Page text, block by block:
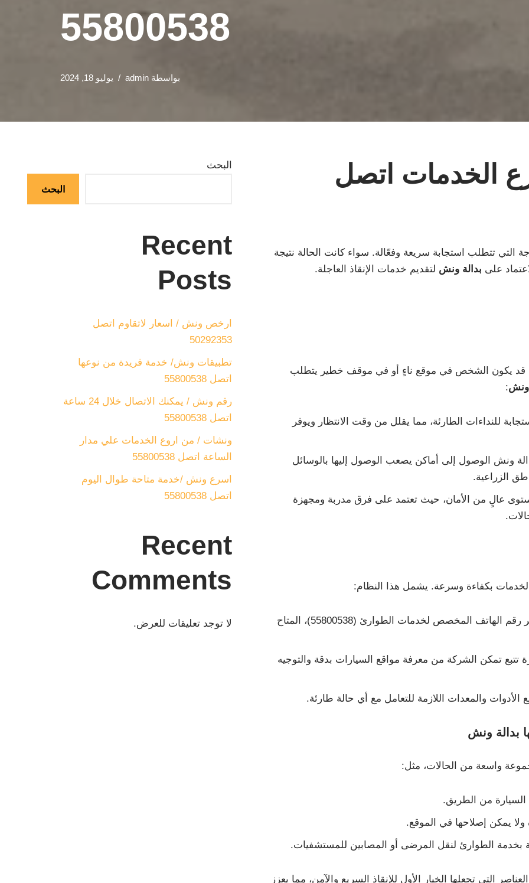
55800538
بواسطة admin يوليو 18, 2024
الخدمات اتصل
التي تتطلب استجابة سريعة وفعّالة. سواء كانت الحالة نتيجة
على بدالة ونش لتقديم خدمات الإنقاذ العاجلة.
قد يكون الشخص في موقع ناءٍ أو في موقف خطير يتطلب
ونش:
للنداءات الطارئة، مما يقلل من وقت الانتظار ويوفر
ونش الوصول إلى أماكن يصعب الوصول إليها بالوسائل
الزراعية.
عالٍ من الأمان، حيث تعتمد على فرق مدربة ومجهزة
بكفاءة وسرعة. يشمل هذا النظام:
: يمكن التواصل مع بدالة ونش عبر رقم الهاتف المخصص لخدمات الطوارئ (55800538)، المتاح
تمكن الشركة من معرفة مواقع السيارات بدقة والتوجيه
والمعدات اللازمة للتعامل مع أي حالة طارئة.
بدالة ونش
واسعة من الحالات، مثل:
السيارة من الطريق.
يمكن إصلاحها في الموقع.
بخدمة الطوارئ لنقل المرضى أو المصابين للمستشفيات.
التي تجعلها الخيار الأول للإنقاذ السريع والآمن، مما يعزز
البحث
البحث
Recent
Posts
ارخص ونش / اسعار لاتقاوم اتصل
50292353
تطبيقات ونش/ خدمة فريدة من نوعها
اتصل 55800538
رقم ونش / يمكنك الاتصال خلال 24 ساعة
اتصل 55800538
ونشات / من اروع الخدمات علي مدار
الساعة اتصل 55800538
اسرع ونش /خدمة متاحة طوال اليوم
اتصل 55800538
Recent
Comments
لا توجد تعليقات للعرض.